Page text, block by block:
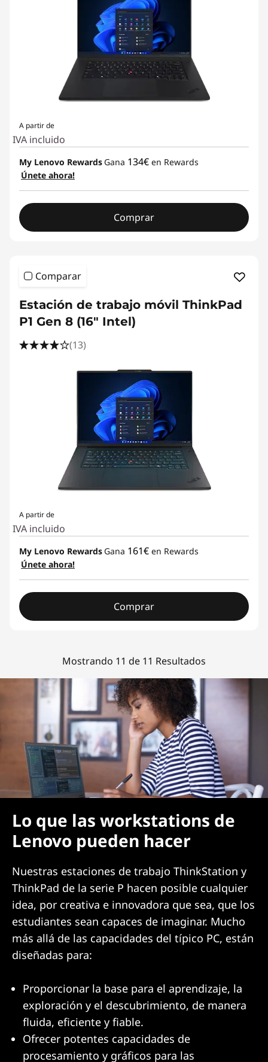
A partir de
IVA incluido
My Lenovo Rewards Gana 134€ en Rewards
Únete ahora!
Comprar
Comparar
Estación de trabajo móvil ThinkPad
P1 Gen 8 (16" Intel)
(13)
A partir de
IVA incluido
My Lenovo Rewards Gana 161€ en Rewards
Únete ahora!
Comprar
Mostrando 11 de 11 Resultados
Lo que las workstations de
Lenovo pueden hacer
Nuestras estaciones de trabajo ThinkStation y
ThinkPad de la serie P hacen posible cualquier
idea, por creativa e innovadora que sea, que los
estudiantes sean capaces de imaginar. Mucho
más allá de las capacidades del típico PC, están
diseñadas para:
Proporcionar la base para el aprendizaje, la
exploración y el descubrimiento, de manera
fluida, eficiente y fiable.
Ofrecer potentes capacidades de
procesamiento y gráficos para las